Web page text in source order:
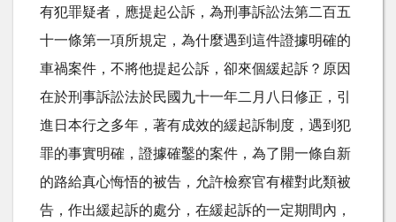
有犯罪疑者，應提起公訴，為刑事訴訟法第二百五
十一條第一項所規定，為什麼遇到這件證據明確的
車禍案件，不將他提起公訴，卻來個緩起訴？原因
在於刑事訴訟法於民國九十一年二月八日修正，引
進日本行之多年，著有成效的緩起訴制度，遇到犯
罪的事實明確，證據確鑿的案件，為了開一條自新
的路給真心悔悟的被告，允許檢察官有權對此類被
告，作出緩起訴的處分，在緩起訴的一定期間內，